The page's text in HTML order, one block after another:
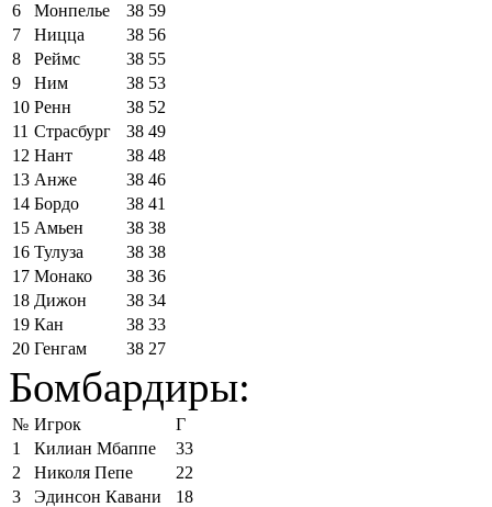
6
Монпелье 38 59
7
Ницца 38 56
8
Реймс 38 55
9
Ним 38 53
10 Ренн 38 52
11 Страсбург 38 49
12 Нант 38 48
13 Анже 38 46
14 Бордо 38 41
15 Амьен 38 38
16 Тулуза 38 38
17 Монако 38 36
18 Дижон 38 34
19 Кан 38 33
20 Генгам 38 27
Бомбардиры:
№ Игрок
Г
1
Килиан Мбаппе
33
2
Николя Пепе
22
3
Эдинсон Кавани
18